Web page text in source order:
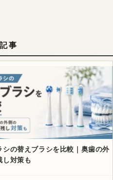
事
シの替えブラシを比較｜奥歯の外
し対策も